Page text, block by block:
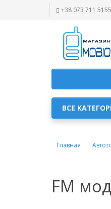
+38 073 711 5155
ВСЕ
Главная
FM